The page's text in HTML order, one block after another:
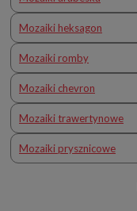
Mozaiki heksagon
Mozaiki romby
Mozaiki chevron
Mozaiki trawertynowe
Mozaiki prysznicowe